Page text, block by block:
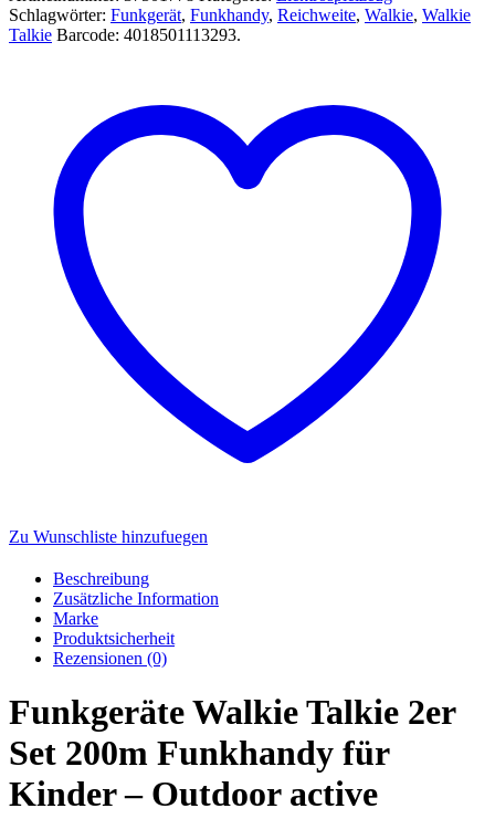
Set
200m
Funkhandy
Outdoor
active
Menge
Schlagwörter: Funkgerät, Funkhandy, Reichweite, Walkie, Walkie
Talkie Barcode: 4018501113293.
Zu Wunschliste hinzufuegen
Beschreibung
Zusätzliche Information
Marke
Produktsicherheit
Rezensionen (0)
Funkgeräte Walkie Talkie 2er
Set 200m Funkhandy für
Kinder – Outdoor active